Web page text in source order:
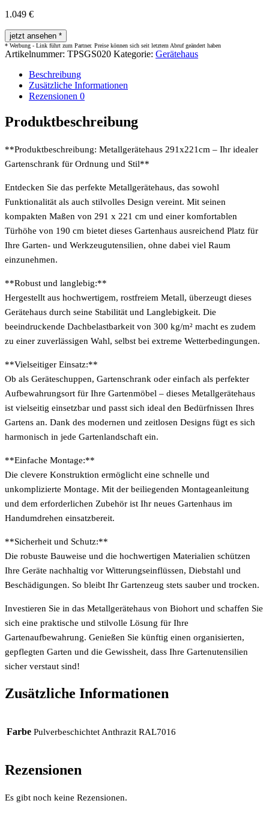
1.049 €
jetzt ansehen *
Artikelnummer: TPSGS020 Kategorie: Gerätehaus
Beschreibung
Zusätzliche Informationen
Rezensionen 0
Produktbeschreibung
**Produktbeschreibung: Metallgerätehaus 291x221cm – Ihr idealer
Gartenschrank für Ordnung und Stil**
Entdecken Sie das perfekte Metallgerätehaus, das sowohl
Funktionalität als auch stilvolles Design vereint. Mit seinen
kompakten Maßen von 291 x 221 cm und einer komfortablen
Türhöhe von 190 cm bietet dieses Gartenhaus ausreichend Platz für
Ihre Garten- und Werkzeugutensilien, ohne dabei viel Raum
einzunehmen.
**Robust und langlebig:**
Hergestellt aus hochwertigem, rostfreiem Metall, überzeugt dieses
Gerätehaus durch seine Stabilität und Langlebigkeit. Die
beeindruckende Dachbelastbarkeit von 300 kg/m² macht es zudem
zu einer zuverlässigen Wahl, selbst bei extreme Wetterbedingungen.
**Vielseitiger Einsatz:**
Ob als Geräteschuppen, Gartenschrank oder einfach als perfekter
Aufbewahrungsort für Ihre Gartenmöbel – dieses Metallgerätehaus
ist vielseitig einsetzbar und passt sich ideal den Bedürfnissen Ihres
Gartens an. Dank des modernen und zeitlosen Designs fügt es sich
harmonisch in jede Gartenlandschaft ein.
**Einfache Montage:**
Die clevere Konstruktion ermöglicht eine schnelle und
unkomplizierte Montage. Mit der beiliegenden Montageanleitung
und dem erforderlichen Zubehör ist Ihr neues Gartenhaus im
Handumdrehen einsatzbereit.
**Sicherheit und Schutz:**
Die robuste Bauweise und die hochwertigen Materialien schützen
Ihre Geräte nachhaltig vor Witterungseinflüssen, Diebstahl und
Beschädigungen. So bleibt Ihr Gartenzeug stets sauber und trocken.
Investieren Sie in das Metallgerätehaus von Biohort und schaffen Sie
sich eine praktische und stilvolle Lösung für Ihre
Gartenaufbewahrung. Genießen Sie künftig einen organisierten,
gepflegten Garten und die Gewissheit, dass Ihre Gartenutensilien
sicher verstaut sind!
Zusätzliche Informationen
Farbe Pulverbeschichtet Anthrazit RAL7016
Rezensionen
Es gibt noch keine Rezensionen.